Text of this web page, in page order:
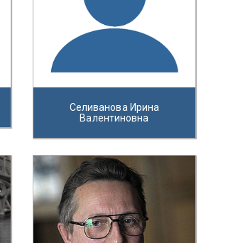
Селиванова Ирина
Валентиновна